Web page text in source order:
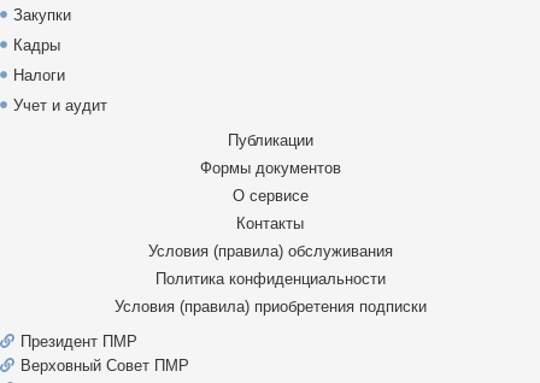
Закупки
Кадры
Налоги
Учет и аудит
Публикации
Формы документов
О сервисе
Контакты
Условия (правила) обслуживания
Политика конфиденциальности
Условия (правила) приобретения подписки
Президент ПМР
Верховный Совет ПМР